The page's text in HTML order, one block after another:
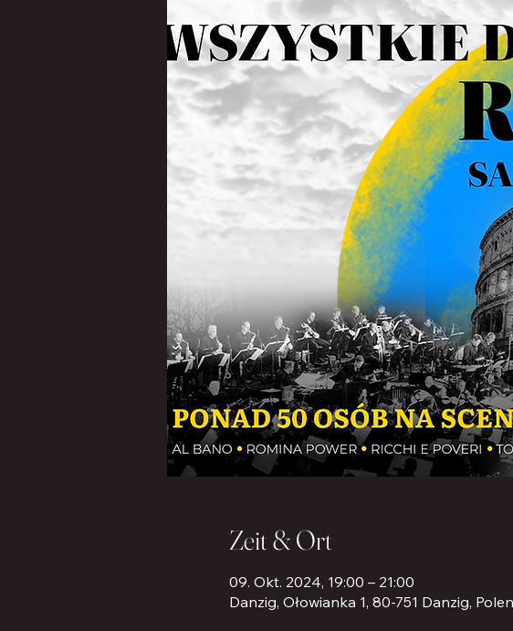
Zeit & Ort
09. Okt. 2024, 19:00 – 21:00
Danzig, Ołowianka 1, 80-751 Danzig, Polen